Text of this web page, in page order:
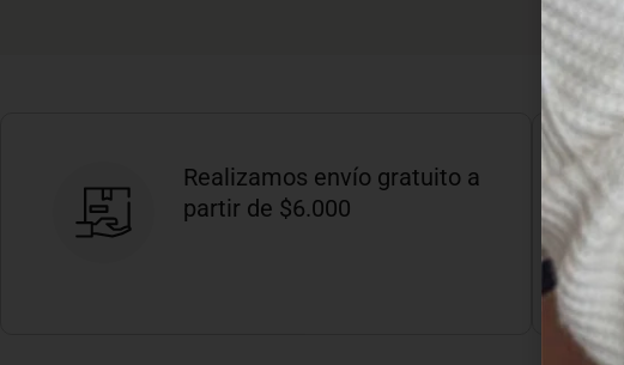
Realizamos envío gratuito a
partir de $6.000